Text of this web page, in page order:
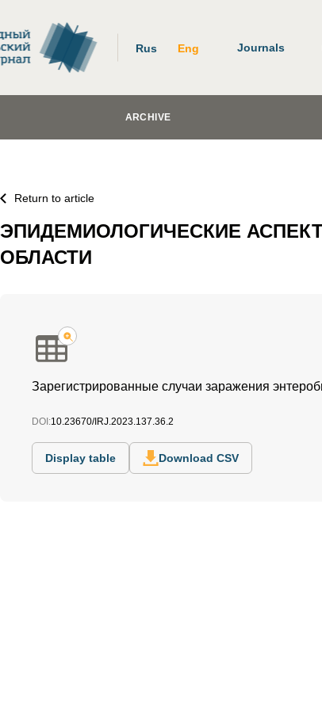
Rus Eng Journals
ARCHIVE
Return to article
ЭПИДЕМИОЛОГИЧЕСКИЕ
ОБЛАСТИ
Зарегистрированные случаи заражения
DOI:10.23670/IRJ.2023.137.36.2
Display table Download CSV